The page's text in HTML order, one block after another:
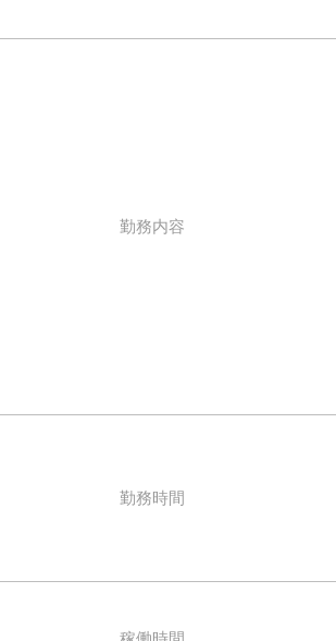
勤務内容
勤務時間